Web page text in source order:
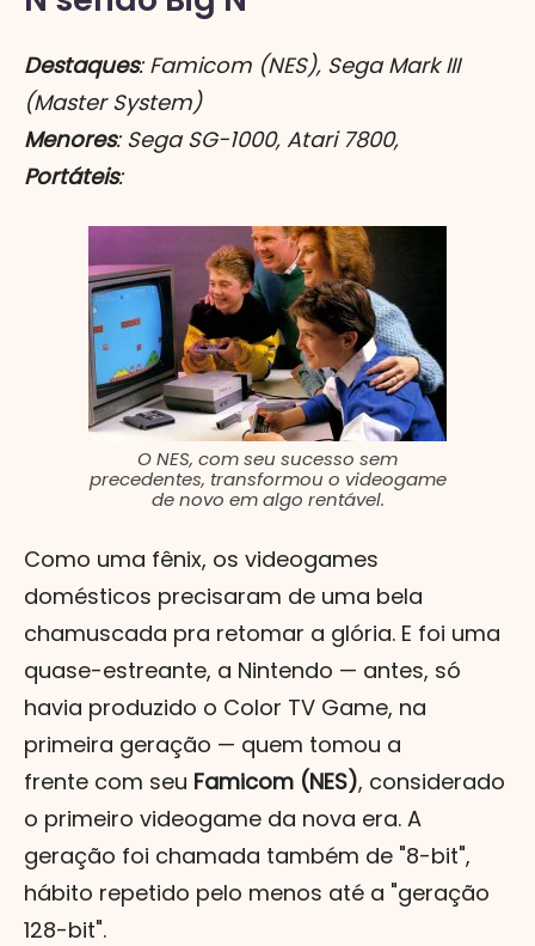
Destaques: Famicom (NES), Sega Mark III
(Master System)
Menores: Sega SG-1000, Atari 7800,
Portáteis:
O NES, com seu sucesso sem
precedentes, transformou o videogame
de novo em algo rentável.
Como uma fênix, os videogames
domésticos precisaram de uma bela
chamuscada pra retomar a glória. E foi uma
quase-estreante, a Nintendo — antes, só
havia produzido o Color TV Game, na
primeira geração — quem tomou a
frente com seu Famicom (NES), considerado
o primeiro videogame da nova era. A
geração foi chamada também de "8-bit",
hábito repetido pelo menos até a "geração
128-bit".